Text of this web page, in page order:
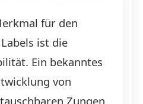
für den
ist die
Ein bekanntes
von
Zungen.